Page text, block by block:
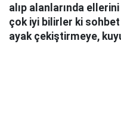
alıp alanlarında
çok iyi bilirler ki
ayak çekiştirmeye,